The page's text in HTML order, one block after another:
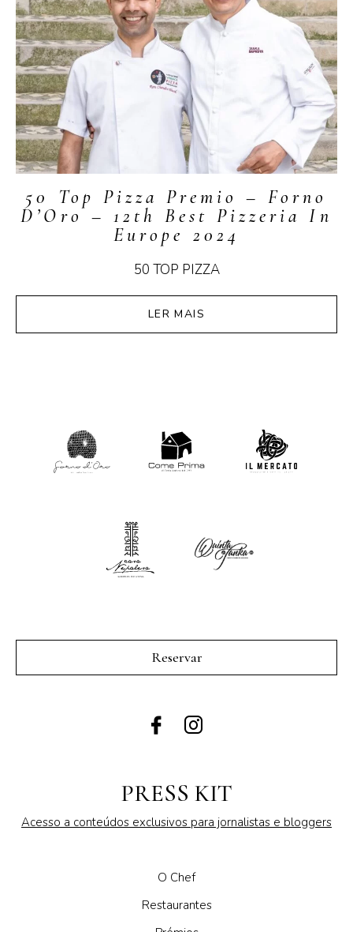
50 Top Pizza Premio – Forno
D’Oro – 12th Best Pizzeria In
Europe 2024
50 TOP PIZZA
LER MAIS
Reservar
PRESS KIT
Acesso a conteúdos exclusivos para jornalistas e bloggers
O Chef
Restaurantes